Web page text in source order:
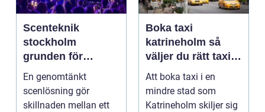
Scenteknik
stockholm
grunden för
lyckade
evenemang
En genomtänkt
scenlösning gör
skillnaden mellan ett
Boka taxi
katrineholm så
väljer du rätt taxi
för trygga resor
Att boka taxi i en
mindre stad som
Katrineholm skiljer sig